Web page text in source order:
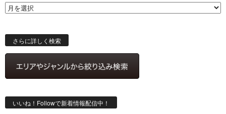
さらに詳しく検索
いいね！Followで新着情報配信中！